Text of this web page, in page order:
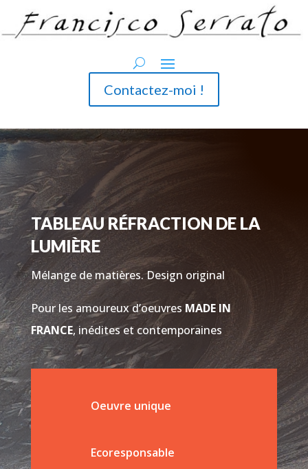
Contactez-moi !
TABLEAU RÉFRACTION DE LA
LUMIÈRE
Mélange de matières. Design original
Pour les amoureux d’oeuvres MADE IN
FRANCE, inédites et contemporaines
Oeuvre unique
Ecoresponsable